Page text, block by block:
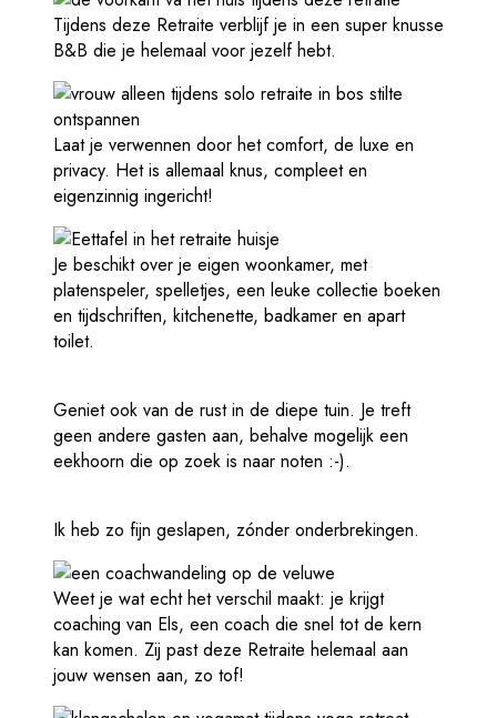
Tijdens deze Retraite verblijf je in een super knusse
B&B die je helemaal voor jezelf hebt.
Laat je verwennen door het comfort, de luxe en
privacy. Het is allemaal knus, compleet en
eigenzinnig ingericht!
Je beschikt over je eigen woonkamer, met
platenspeler, spelletjes, een leuke collectie boeken
en tijdschriften, kitchenette, badkamer en apart
toilet.
Geniet ook van de rust in de diepe tuin. Je treft
geen andere gasten aan, behalve mogelijk een
eekhoorn die op zoek is naar noten :-).
Ik heb zo fijn geslapen, zónder onderbrekingen.
Weet je wat echt het verschil maakt: je krijgt
coaching van Els, een coach die snel tot de kern
kan komen. Zij past deze Retraite helemaal aan
jouw wensen aan, zo tof!